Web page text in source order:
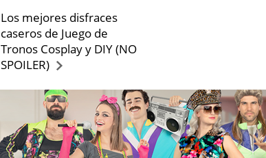
Los mejores disfraces
caseros de Juego de
Tronos Cosplay y DIY (NO
SPOILER)